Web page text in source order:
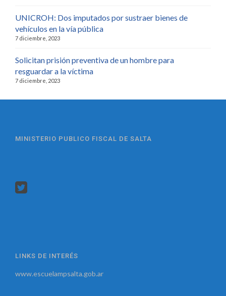
UNICROH: Dos imputados por sustraer bienes de
vehículos en la vía pública
7 diciembre, 2023
Solicitan prisión preventiva de un hombre para
resguardar a la víctima
7 diciembre, 2023
MINISTERIO PUBLICO FISCAL DE SALTA
LINKS DE INTERÉS
www.escuelampsalta.gob.ar